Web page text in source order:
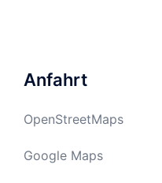
Anfahrt
OpenStreetMaps
Google Maps